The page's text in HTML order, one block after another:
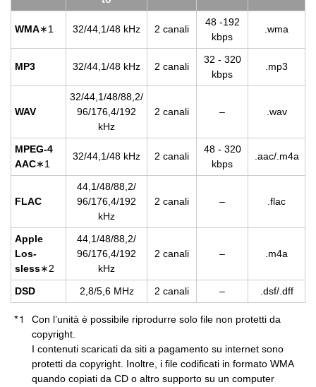
WMA∗1 32/44,1/48 kHz 2 ca­na­li
48 -192
kbps
.wma
MP3 32/44,1/48 kHz 2 ca­na­li
32 - 320
kbps
.mp3
WAV
32/44,1/48/88,2/
96/176,4/192
kHz
2 ca­na­li – .wav
MPEG-4
AAC∗1
32/44,1/48 kHz 2 ca­na­li
48 - 320
kbps
.aac/.m4a
FLAC
44,1/48/88,2/
96/176,4/192
kHz
2 ca­na­li – .flac
Apple
Los­
sless∗2
44,1/48/88,2/
96/176,4/192
kHz
2 ca­na­li – .m4a
DSD 2,8/5,6 MHz 2 ca­na­li – .dsf/.dff
Con l’unità è possibile riprodurre solo file non protetti da
copyright.
I contenuti scaricati da siti a pagamento su internet sono
protetti da copyright. Inoltre, i file codificati in formato WMA
quando copiati da CD o altro supporto su un computer